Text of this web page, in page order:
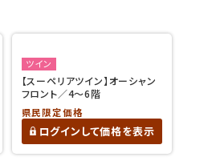
ツイン
【スーペリアツイン】オーシャン
フロント／4～6階
県民限定価格
ログインして価格を表示